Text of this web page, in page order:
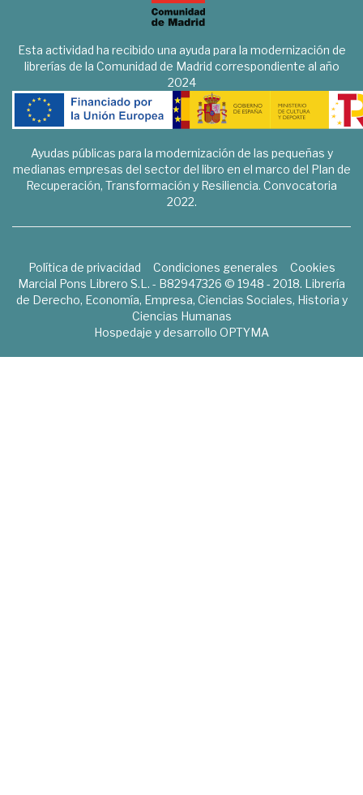
Esta actividad ha recibido una ayuda para la modernización de
librerías de la Comunidad de Madrid correspondiente al año
2024
Ayudas públicas para la modernización de las pequeñas y
medianas empresas del sector del libro en el marco del Plan de
Recuperación, Transformación y Resiliencia. Convocatoria
2022.
Política de privacidad Condiciones generales
Cookies
Marcial Pons Librero S.L. - B82947326 © 1948 - 2018. Librería
de Derecho, Economía, Empresa, Ciencias Sociales, Historia y
Ciencias Humanas
Hospedaje y desarrollo OPTYMA